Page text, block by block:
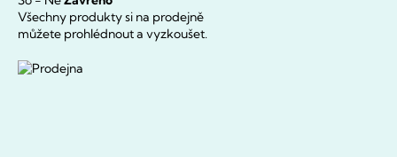
Všechny produkty si na prodejně
můžete prohlédnout a vyzkoušet.